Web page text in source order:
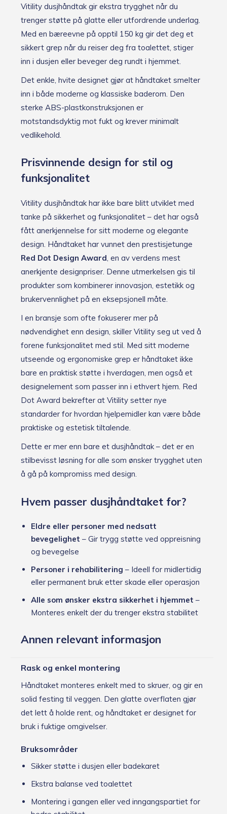
Vitility dusjhåndtak gir ekstra trygghet når du
trenger støtte på glatte eller utfordrende underlag.
Med en bæreevne på opptil 150 kg gir det deg et
sikkert grep når du reiser deg fra toalettet, stiger
inn i dusjen eller beveger deg rundt i hjemmet.
Det enkle, hvite designet gjør at håndtaket smelter
inn i både moderne og klassiske baderom. Den
sterke ABS-plastkonstruksjonen er
motstandsdyktig mot fukt og krever minimalt
vedlikehold.
Prisvinnende design for stil og
funksjonalitet
Vitility dusjhåndtak har ikke bare blitt utviklet med
tanke på sikkerhet og funksjonalitet – det har også
fått anerkjennelse for sitt moderne og elegante
design. Håndtaket har vunnet den prestisjetunge
Red Dot Design Award, en av verdens mest
anerkjente designpriser. Denne utmerkelsen gis til
produkter som kombinerer innovasjon, estetikk og
brukervennlighet på en eksepsjonell måte.
I en bransje som ofte fokuserer mer på
nødvendighet enn design, skiller Vitility seg ut ved å
forene funksjonalitet med stil. Med sitt moderne
utseende og ergonomiske grep er håndtaket ikke
bare en praktisk støtte i hverdagen, men også et
designelement som passer inn i ethvert hjem. Red
Dot Award bekrefter at Vitility setter nye
standarder for hvordan hjelpemidler kan være både
praktiske og estetisk tiltalende.
Dette er mer enn bare et dusjhåndtak – det er en
stilbevisst løsning for alle som ønsker trygghet uten
å gå på kompromiss med design.
Hvem passer dusjhåndtaket for?
Eldre eller personer med nedsatt
bevegelighet – Gir trygg støtte ved oppreisning
og bevegelse
Personer i rehabilitering – Ideell for midlertidig
eller permanent bruk etter skade eller operasjon
Alle som ønsker ekstra sikkerhet i hjemmet –
Monteres enkelt der du trenger ekstra stabilitet
Annen relevant informasjon
Rask og enkel montering
Håndtaket monteres enkelt med to skruer, og gir en
solid festing til veggen. Den glatte overflaten gjør
det lett å holde rent, og håndtaket er designet for
bruk i fuktige omgivelser.
Bruksområder
Sikker støtte i dusjen eller badekaret
Ekstra balanse ved toalettet
Montering i gangen eller ved inngangspartiet for